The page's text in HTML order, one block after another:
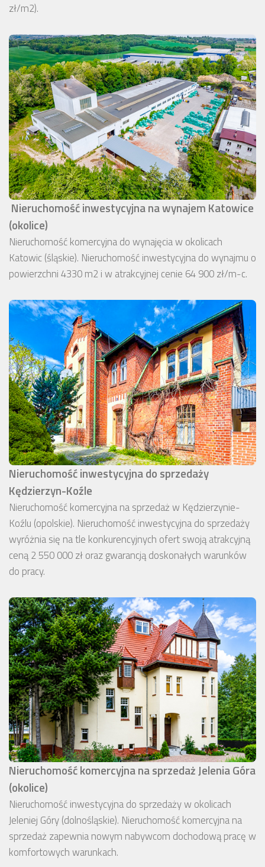
zł/m2).
Nieruchomość inwestycyjna na wynajem Katowice
(okolice)
Nieruchomość komercyjna do wynajęcia w okolicach
Katowic (śląskie). Nieruchomość inwestycyjna do wynajmu o
powierzchni 4330 m2 i w atrakcyjnej cenie 64 900 zł/m-c.
Nieruchomość inwestycyjna do sprzedaży
Kędzierzyn-Koźle
Nieruchomość komercyjna na sprzedaż w Kędzierzynie-
Koźlu (opolskie). Nieruchomość inwestycyjna do sprzedaży
wyróżnia się na tle konkurencyjnych ofert swoją atrakcyjną
ceną 2 550 000 zł oraz gwarancją doskonałych warunków
do pracy.
Nieruchomość komercyjna na sprzedaż Jelenia Góra
(okolice)
Nieruchomość inwestycyjna do sprzedaży w okolicach
Jeleniej Góry (dolnośląskie). Nieruchomość komercyjna na
sprzedaż zapewnia nowym nabywcom dochodową pracę w
komfortowych warunkach.